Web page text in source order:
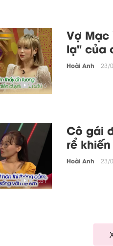
4:16
Vợ
lạ" của
Hoài Anh 23/
3:51
Cô gái
rể
Hoài Anh 23/